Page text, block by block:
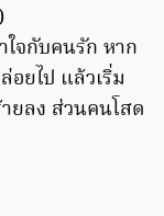
ใจกับคนรัก หาก
ยไป แล้วเริ่ม
ยลง ส่วนคนโสด